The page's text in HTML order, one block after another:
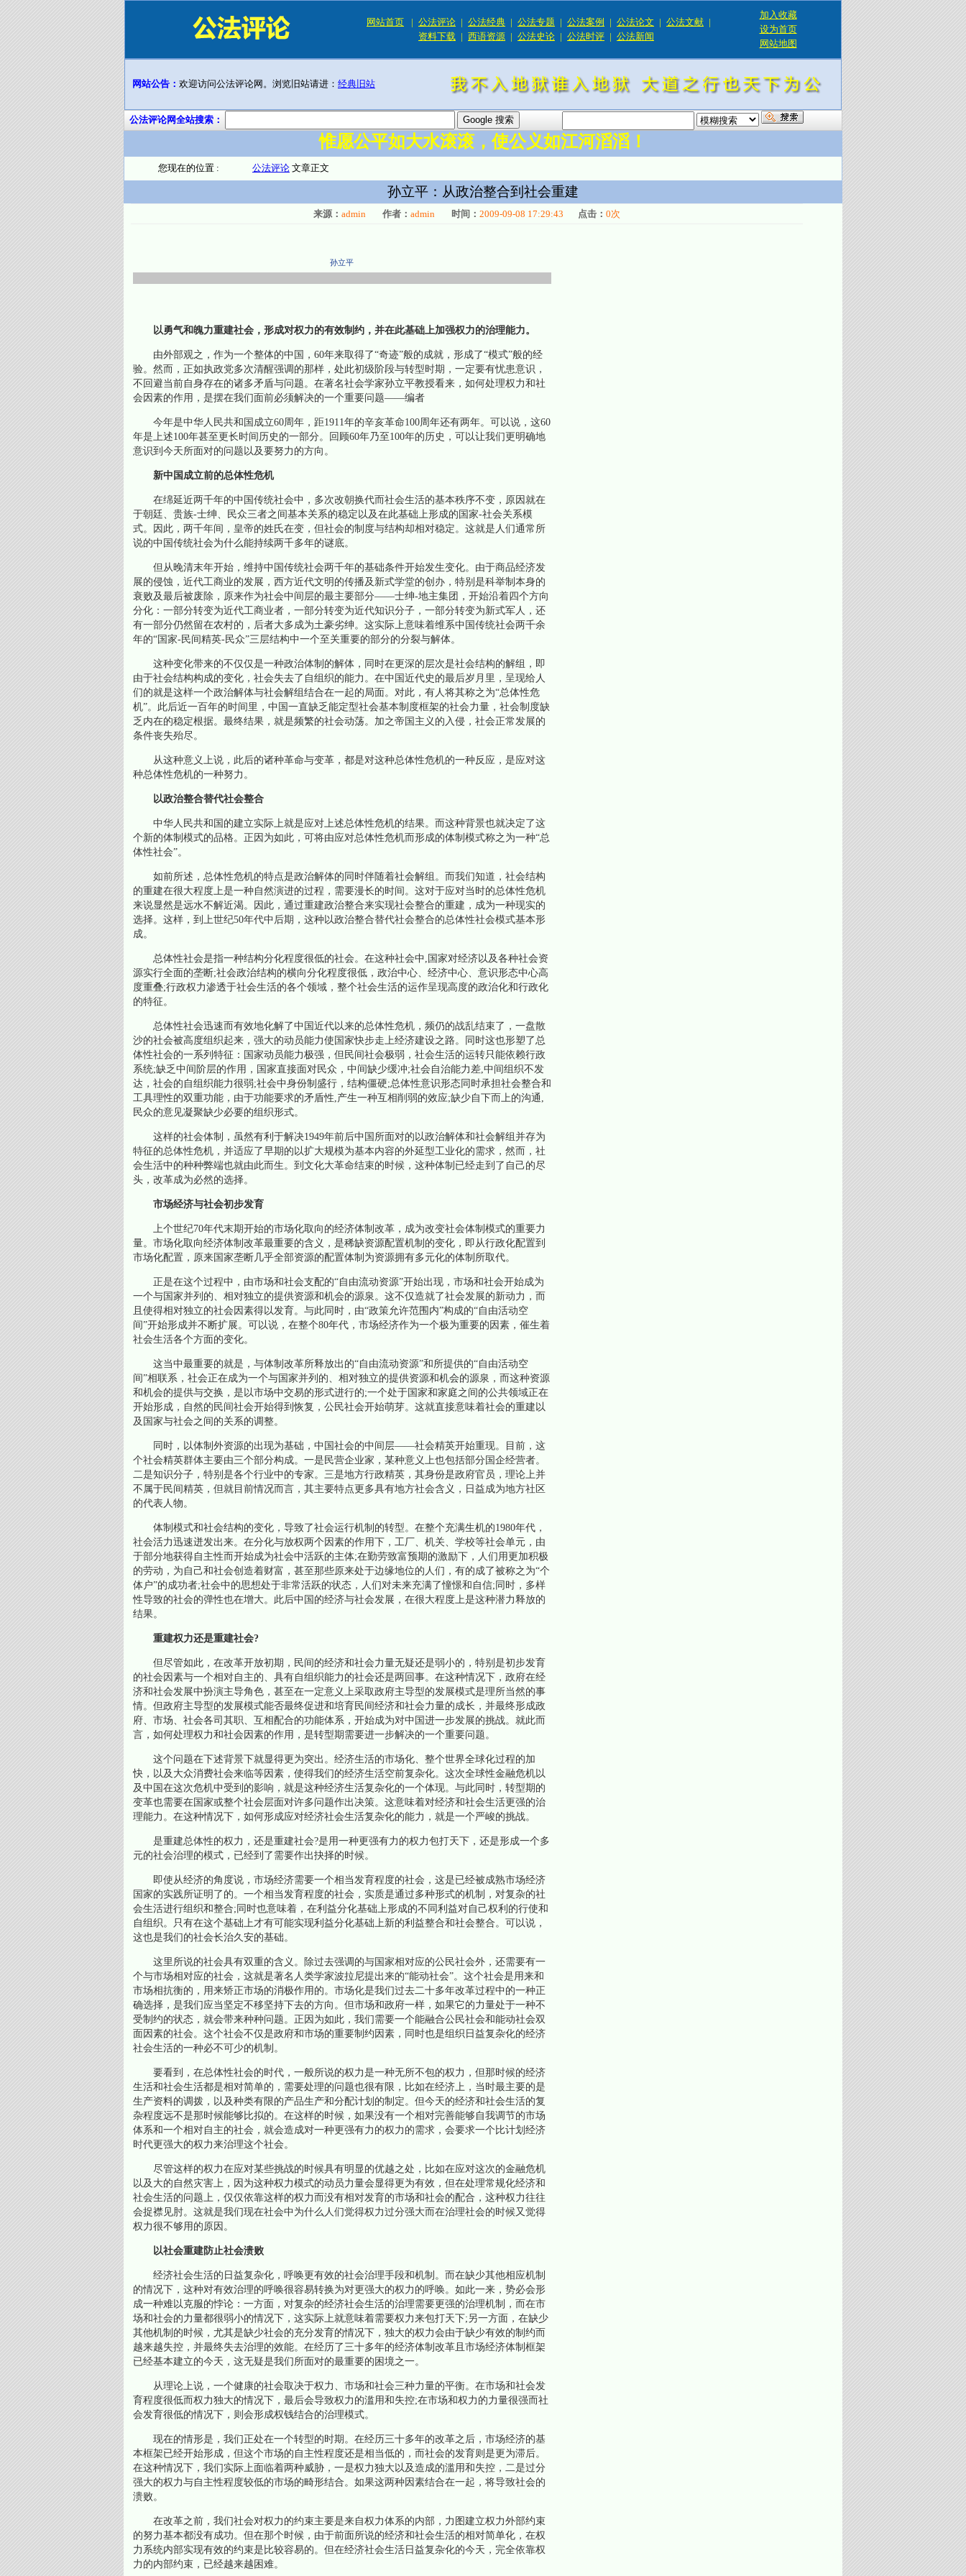
网站首页 | 公法评论 | 公法经典 | 公法专题 | 公法案例 | 公法论文 | 公法文献 |
资料下载 | 西语资源 | 公法史论 | 公法时评 | 公法新闻
加入收藏
设为首页
网站地图
网站公告： 欢迎访问公法评论网。浏览旧站请进： 经典旧站
公法评论网全站搜索：
惟愿公平如大水滚滚，使公义如江河滔滔！
您现在的位置 : 公法评论 文章正文
孙立平：从政治整合到社会重建
来源： admin 作者： admin 时间： 2009-09-08 17:29:43 点击： 0次
孙立平
以勇气和魄力重建社会，形成对权力的有效制约，并在此基础上加强权力的治理能力。
由外部观之，作为一个整体的中国，60年来取得了“奇迹”般的成就，形成了“模式”般的经
验。然而，正如执政党多次清醒强调的那样，处此初级阶段与转型时期，一定要有忧患意识，
不回避当前自身存在的诸多矛盾与问题。在著名社会学家孙立平教授看来，如何处理权力和社
会因素的作用，是摆在我们面前必须解决的一个重要问题——编者
今年是中华人民共和国成立60周年，距1911年的辛亥革命100周年还有两年。可以说，这60
年是上述100年甚至更长时间历史的一部分。回顾60年乃至100年的历史，可以让我们更明确地
意识到今天所面对的问题以及要努力的方向。
新中国成立前的总体性危机
在绵延近两千年的中国传统社会中，多次改朝换代而社会生活的基本秩序不变，原因就在
于朝廷、贵族-士绅、民众三者之间基本关系的稳定以及在此基础上形成的国家-社会关系模
式。因此，两千年间，皇帝的姓氏在变，但社会的制度与结构却相对稳定。这就是人们通常所
说的中国传统社会为什么能持续两千多年的谜底。
但从晚清末年开始，维持中国传统社会两千年的基础条件开始发生变化。由于商品经济发
展的侵蚀，近代工商业的发展，西方近代文明的传播及新式学堂的创办，特别是科举制本身的
衰败及最后被废除，原来作为社会中间层的最主要部分——士绅-地主集团，开始沿着四个方向
分化：一部分转变为近代工商业者，一部分转变为近代知识分子，一部分转变为新式军人，还
有一部分仍然留在农村的，后者大多成为土豪劣绅。这实际上意味着维系中国传统社会两千余
年的“国家-民间精英-民众”三层结构中一个至关重要的部分的分裂与解体。
这种变化带来的不仅仅是一种政治体制的解体，同时在更深的层次是社会结构的解组，即
由于社会结构构成的变化，社会失去了自组织的能力。在中国近代史的最后岁月里，呈现给人
们的就是这样一个政治解体与社会解组结合在一起的局面。对此，有人将其称之为“总体性危
机”。此后近一百年的时间里，中国一直缺乏能定型社会基本制度框架的社会力量，社会制度缺
乏内在的稳定根据。最终结果，就是频繁的社会动荡。加之帝国主义的入侵，社会正常发展的
条件丧失殆尽。
从这种意义上说，此后的诸种革命与变革，都是对这种总体性危机的一种反应，是应对这
种总体性危机的一种努力。
以政治整合替代社会整合
中华人民共和国的建立实际上就是应对上述总体性危机的结果。而这种背景也就决定了这
个新的体制模式的品格。正因为如此，可将由应对总体性危机而形成的体制模式称之为一种“总
体性社会”。
如前所述，总体性危机的特点是政治解体的同时伴随着社会解组。而我们知道，社会结构
的重建在很大程度上是一种自然演进的过程，需要漫长的时间。这对于应对当时的总体性危机
来说显然是远水不解近渴。因此，通过重建政治整合来实现社会整合的重建，成为一种现实的
选择。这样，到上世纪50年代中后期，这种以政治整合替代社会整合的总体性社会模式基本形
成。
总体性社会是指一种结构分化程度很低的社会。在这种社会中,国家对经济以及各种社会资
源实行全面的垄断;社会政治结构的横向分化程度很低，政治中心、经济中心、意识形态中心高
度重叠;行政权力渗透于社会生活的各个领域，整个社会生活的运作呈现高度的政治化和行政化
的特征。
总体性社会迅速而有效地化解了中国近代以来的总体性危机，频仍的战乱结束了，一盘散
沙的社会被高度组织起来，强大的动员能力使国家快步走上经济建设之路。同时这也形塑了总
体性社会的一系列特征：国家动员能力极强，但民间社会极弱，社会生活的运转只能依赖行政
系统;缺乏中间阶层的作用，国家直接面对民众，中间缺少缓冲;社会自治能力差,中间组织不发
达，社会的自组织能力很弱;社会中身份制盛行，结构僵硬;总体性意识形态同时承担社会整合和
工具理性的双重功能，由于功能要求的矛盾性,产生一种互相削弱的效应;缺少自下而上的沟通,
民众的意见凝聚缺少必要的组织形式。
这样的社会体制，虽然有利于解决1949年前后中国所面对的以政治解体和社会解组并存为
特征的总体性危机，并适应了早期的以扩大规模为基本内容的外延型工业化的需求，然而，社
会生活中的种种弊端也就由此而生。到文化大革命结束的时候，这种体制已经走到了自己的尽
头，改革成为必然的选择。
市场经济与社会初步发育
上个世纪70年代末期开始的市场化取向的经济体制改革，成为改变社会体制模式的重要力
量。市场化取向经济体制改革最重要的含义，是稀缺资源配置机制的变化，即从行政化配置到
市场化配置，原来国家垄断几乎全部资源的配置体制为资源拥有多元化的体制所取代。
正是在这个过程中，由市场和社会支配的“自由流动资源”开始出现，市场和社会开始成为
一个与国家并列的、相对独立的提供资源和机会的源泉。这不仅造就了社会发展的新动力，而
且使得相对独立的社会因素得以发育。与此同时，由“政策允许范围内”构成的“自由活动空
间”开始形成并不断扩展。可以说，在整个80年代，市场经济作为一个极为重要的因素，催生着
社会生活各个方面的变化。
这当中最重要的就是，与体制改革所释放出的“自由流动资源”和所提供的“自由活动空
间”相联系，社会正在成为一个与国家并列的、相对独立的提供资源和机会的源泉，而这种资源
和机会的提供与交换，是以市场中交易的形式进行的;一个处于国家和家庭之间的公共领域正在
开始形成，自然的民间社会开始得到恢复，公民社会开始萌芽。这就直接意味着社会的重建以
及国家与社会之间的关系的调整。
同时，以体制外资源的出现为基础，中国社会的中间层——社会精英开始重现。目前，这
个社会精英群体主要由三个部分构成。一是民营企业家，某种意义上也包括部分国企经营者。
二是知识分子，特别是各个行业中的专家。三是地方行政精英，其身份是政府官员，理论上并
不属于民间精英，但就目前情况而言，其主要特点更多具有地方社会含义，日益成为地方社区
的代表人物。
体制模式和社会结构的变化，导致了社会运行机制的转型。在整个充满生机的1980年代，
社会活力迅速迸发出来。在分化与放权两个因素的作用下，工厂、机关、学校等社会单元，由
于部分地获得自主性而开始成为社会中活跃的主体;在勤劳致富预期的激励下，人们用更加积极
的劳动，为自己和社会创造着财富，甚至那些原来处于边缘地位的人们，有的成了被称之为“个
体户”的成功者;社会中的思想处于非常活跃的状态，人们对未来充满了憧憬和自信;同时，多样
性导致的社会的弹性也在增大。此后中国的经济与社会发展，在很大程度上是这种潜力释放的
结果。
重建权力还是重建社会?
但尽管如此，在改革开放初期，民间的经济和社会力量无疑还是弱小的，特别是初步发育
的社会因素与一个相对自主的、具有自组织能力的社会还是两回事。在这种情况下，政府在经
济和社会发展中扮演主导角色，甚至在一定意义上采取政府主导型的发展模式是理所当然的事
情。但政府主导型的发展模式能否最终促进和培育民间经济和社会力量的成长，并最终形成政
府、市场、社会各司其职、互相配合的功能体系，开始成为对中国进一步发展的挑战。就此而
言，如何处理权力和社会因素的作用，是转型期需要进一步解决的一个重要问题。
这个问题在下述背景下就显得更为突出。经济生活的市场化、整个世界全球化过程的加
快，以及大众消费社会来临等因素，使得我们的经济生活空前复杂化。这次全球性金融危机以
及中国在这次危机中受到的影响，就是这种经济生活复杂化的一个体现。与此同时，转型期的
变革也需要在国家或整个社会层面对许多问题作出决策。这意味着对经济和社会生活更强的治
理能力。在这种情况下，如何形成应对经济社会生活复杂化的能力，就是一个严峻的挑战。
是重建总体性的权力，还是重建社会?是用一种更强有力的权力包打天下，还是形成一个多
元的社会治理的模式，已经到了需要作出抉择的时候。
即使从经济的角度说，市场经济需要一个相当发育程度的社会，这是已经被成熟市场经济
国家的实践所证明了的。一个相当发育程度的社会，实质是通过多种形式的机制，对复杂的社
会生活进行组织和整合;同时也意味着，在利益分化基础上形成的不同利益对自己权利的行使和
自组织。只有在这个基础上才有可能实现利益分化基础上新的利益整合和社会整合。可以说，
这也是我们的社会长治久安的基础。
这里所说的社会具有双重的含义。除过去强调的与国家相对应的公民社会外，还需要有一
个与市场相对应的社会，这就是著名人类学家波拉尼提出来的“能动社会”。这个社会是用来和
市场相抗衡的，用来矫正市场的消极作用的。市场化是我们过去二十多年改革过程中的一种正
确选择，是我们应当坚定不移坚持下去的方向。但市场和政府一样，如果它的力量处于一种不
受制约的状态，就会带来种种问题。正因为如此，我们需要一个能融合公民社会和能动社会双
面因素的社会。这个社会不仅是政府和市场的重要制约因素，同时也是组织日益复杂化的经济
社会生活的一种必不可少的机制。
要看到，在总体性社会的时代，一般所说的权力是一种无所不包的权力，但那时候的经济
生活和社会生活都是相对简单的，需要处理的问题也很有限，比如在经济上，当时最主要的是
生产资料的调拨，以及种类有限的产品生产和分配计划的制定。但今天的经济和社会生活的复
杂程度远不是那时候能够比拟的。在这样的时候，如果没有一个相对完善能够自我调节的市场
体系和一个相对自主的社会，就会造成对一种更强有力的权力的需求，会要求一个比计划经济
时代更强大的权力来治理这个社会。
尽管这样的权力在应对某些挑战的时候具有明显的优越之处，比如在应对这次的金融危机
以及大的自然灾害上，因为这种权力模式的动员力量会显得更为有效，但在处理常规化经济和
社会生活的问题上，仅仅依靠这样的权力而没有相对发育的市场和社会的配合，这种权力往往
会捉襟见肘。这就是我们现在社会中为什么人们觉得权力过分强大而在治理社会的时候又觉得
权力很不够用的原因。
以社会重建防止社会溃败
经济社会生活的日益复杂化，呼唤更有效的社会治理手段和机制。而在缺少其他相应机制
的情况下，这种对有效治理的呼唤很容易转换为对更强大的权力的呼唤。如此一来，势必会形
成一种难以克服的悖论：一方面，对复杂的经济社会生活的治理需要更强的治理机制，而在市
场和社会的力量都很弱小的情况下，这实际上就意味着需要权力来包打天下;另一方面，在缺少
其他机制的时候，尤其是缺少社会的充分发育的情况下，独大的权力会由于缺少有效的制约而
越来越失控，并最终失去治理的效能。在经历了三十多年的经济体制改革且市场经济体制框架
已经基本建立的今天，这无疑是我们所面对的最重要的困境之一。
从理论上说，一个健康的社会取决于权力、市场和社会三种力量的平衡。在市场和社会发
育程度很低而权力独大的情况下，最后会导致权力的滥用和失控;在市场和权力的力量很强而社
会发育很低的情况下，则会形成权钱结合的治理模式。
现在的情形是，我们正处在一个转型的时期。在经历三十多年的改革之后，市场经济的基
本框架已经开始形成，但这个市场的自主性程度还是相当低的，而社会的发育则是更为滞后。
在这种情况下，我们实际上面临着两种威胁，一是权力独大以及造成的滥用和失控，二是过分
强大的权力与自主性程度较低的市场的畸形结合。如果这两种因素结合在一起，将导致社会的
溃败。
在改革之前，我们社会对权力的约束主要是来自权力体系的内部，力图建立权力外部约束
的努力基本都没有成功。但在那个时候，由于前面所说的经济和社会生活的相对简单化，在权
力系统内部实现有效的约束是比较容易的。但在经济社会生活日益复杂化的今天，完全依靠权
力的内部约束，已经越来越困难。